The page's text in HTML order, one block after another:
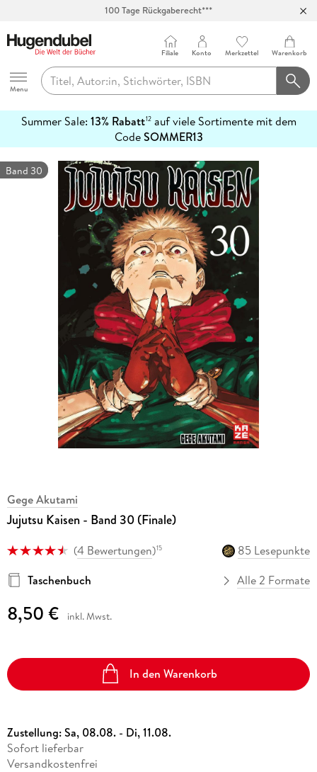
100 Tage Rückgaberecht***
Hugendubel
Menu
Filiale Konto Merkzettel Warenkorb
Summer Sale: 13% Rabatt12auf viele Sortimente mit dem
CodeSOMMER13
erfahren
Band 30
Gege Akutami
Jujutsu Kaisen - Band 30 (Finale)
(4 Bewertungen)15
85 Lesepunkte
Taschenbuch
Alle 2 Formate
8,50 € inkl. Mwst.
In den Warenkorb
Zustellung:Sa, 08.08. - Di, 11.08.
Sofort lieferbar
Versandkostenfrei